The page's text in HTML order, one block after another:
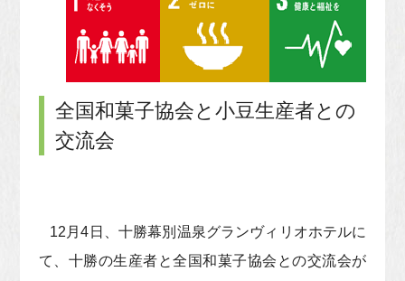
全国和菓子協会と小豆生産者との
交流会
12月4日、十勝幕別温泉グランヴィリオホテルに
て、十勝の生産者と全国和菓子協会との交流会が